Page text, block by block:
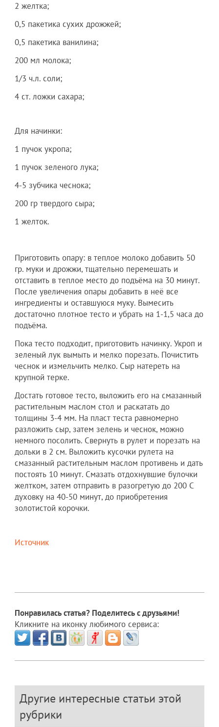
2 желтка;
0,5 пакетика сухих дрожжей;
0,5 пакетика ванилина;
200 мл молока;
1/3 ч.л. соли;
4 ст. ложки сахара;
Для начинки:
1 пучок укропа;
1 пучок зеленого лука;
4-5 зубчика чеснока;
200 гр твердого сыра;
1 желток.
Приготовить опару: в теплое молоко добавить 50
гр. муки и дрожжи, тщательно перемешать и
отставить в теплое место до подъёма на 30 минут.
После увеличения опары добавить в неё все
ингредиенты и оставшуюся муку. Вымесить
достаточно плотное тесто и убрать на 1-1,5 часа до
подъёма.
Пока тесто подходит, приготовить начинку. Укроп и
зеленый лук вымыть и мелко порезать. Почистить
чеснок и измельчить мелко. Сыр натереть на
крупной терке.
Достать готовое тесто, выложить его на смазанный
растительным маслом стол и раскатать до
толщины 3-4 мм. На пласт теста равномерно
разложить сыр, затем зелень и чеснок, можно
немного посолить. Свернуть в рулет и порезать на
дольки в 2 см. Выложить кусочки рулета на
смазанный растительным маслом противень и дать
постоять 10 минут. Смазать отдохнувшие булочки
желтком, затем отправить в разогретую до 200 С
духовку на 40-50 минут, до приобретения
золотистой корочки.
Источник
Понравилась статья? Поделитесь с друзьями!
Кликните на иконку любимого сервиса:
Другие интересные статьи этой
рубрики